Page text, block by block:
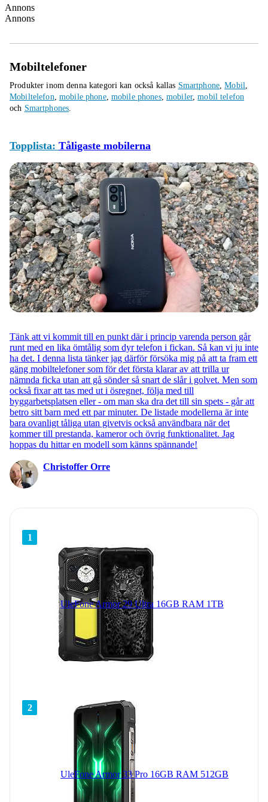
Annons
Annons
Mobiltelefoner
Produkter inom denna kategori kan också kallas Smartphone,Mobil,
Mobiltelefon, mobile phone, mobile phones,mobiler,mobil telefon
och Smartphones.
Topplista: Tåligaste mobilerna
Tänk att vi kommit till en punkt där i princip varenda person går
runt med en lika ömtålig som dyr telefon i fickan. Så kan vi ju inte
ha det. I denna lista tänker jag därför försöka mig på att ta fram ett
gäng mobiltelefoner som för det första klarar av att trilla ur
nämnda ficka utan att gå sönder så snart de slår i golvet. Men som
också fixar att tas med ut i ösregnet, följa med till
byggarbetsplatsen eller - om man ska dra det till sin spets - går att
betro sitt barn med ett par minuter. De listade modellerna är inte
bara ovanligt tåliga utan givetvis också användbara när det
kommer till prestanda, kameror och övrig funktionalitet. Jag
hoppas du hittar en modell som känns spännande!
Christoffer Orre
1
UleFone Armor 29 Ultra 16GB RAM 1TB
2
UleFone Armor 33 Pro 16GB RAM 512GB